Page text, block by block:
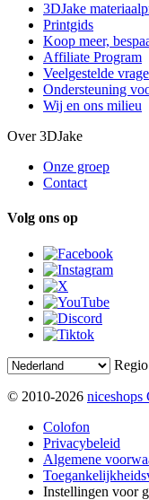
3DJake
Printgids
Koop meer,
Affiliate Program
Veelgestelde
Ondersteuning
Wij en ons milieu
Over 3DJake
Onze groep
Contact
Volg ons op
© 2010-2026 niceshops
Colofon
Privacybeleid
Algemene
Instellingen voor